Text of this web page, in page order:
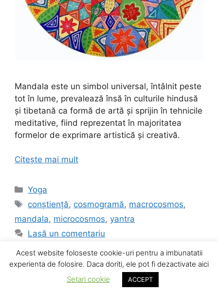
Mandala este un simbol universal, întâlnit peste
tot în lume, prevalează însă în culturile hindusă
și tibetană ca formă de artă și sprijin în tehnicile
meditative, fiind reprezentat în majoritatea
formelor de exprimare artistică și creativă.
Citește mai mult
Categorii
Yoga
Etichete
conștiență, cosmogramă, macrocosmos,
mandala, microcosmos, yantra
Lasă un comentariu
© 2026 YogaX• Construit cuGeneratePress
Acest website foloseste cookie-uri pentru a imbunatatii
experienta de folosire. Daca doriti, ele pot fi dezactivate aici
Setari cookie
ACCEPT